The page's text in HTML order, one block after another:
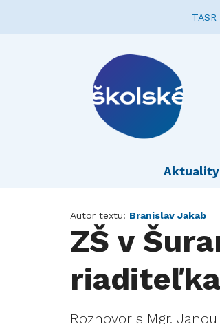
TASR
Aktuality
Autor textu: Branislav Jakab
ZŠ v
riaditeľka
Rozhovor s Mgr.